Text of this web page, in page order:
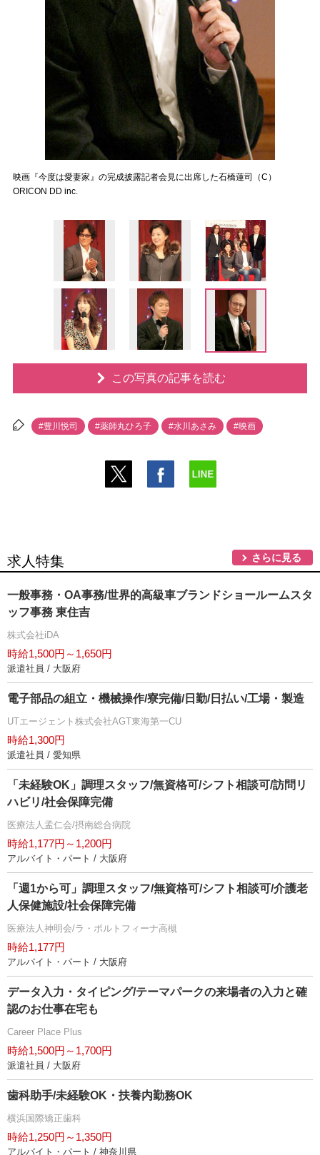
映画『今度は愛妻家』の完成披露記者会見に出席した石橋蓮司（C）
ORICON DD inc.
この写真の記事を読む
#豊川悦司 #薬師丸ひろ子 #水川あさみ #映画
求人特集 さらに見る
一般事務・OA事務/世界的高級車ブランドショールームスタ
ッフ事務 東住吉
株式会社iDA
時給1,500円～1,650円
派遣社員 / 大阪府
電子部品の組立・機械操作/寮完備/日勤/日払い/工場・製造
UTエージェント株式会社AGT東海第一CU
時給1,300円
派遣社員 / 愛知県
「未経験OK」調理スタッフ/無資格可/シフト相談可/訪問リ
ハビリ/社会保障完備
医療法人孟仁会/摂南総合病院
時給1,177円～1,200円
アルバイト・パート / 大阪府
「週1から可」調理スタッフ/無資格可/シフト相談可/介護老
人保健施設/社会保障完備
医療法人神明会/ラ・ポルトフィーナ高槻
時給1,177円
アルバイト・パート / 大阪府
データ入力・タイピング/テーマパークの来場者の入力と確
認のお仕事在宅も
Career Place Plus
時給1,500円～1,700円
派遣社員 / 大阪府
歯科助手/未経験OK・扶養内勤務OK
横浜国際矯正歯科
時給1,250円～1,350円
アルバイト・パート / 神奈川県